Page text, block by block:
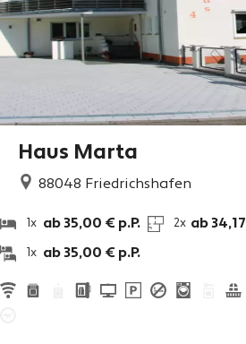
Haus Marta
88048 Friedrichshafen
1x ab 35,00 € p.P.
1x ab 35,00 € p.P.
2x ab